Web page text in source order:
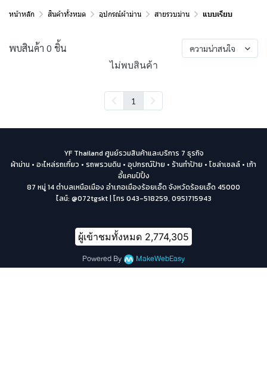
หน้าหลัก สินค้าทั้งหมด อุปกรณ์ผ้าม่าน สายรวบม่าน แบบเรียบ
พบสินค้า 0 ชิ้น ความน่าสนใจ
ไม่พบสินค้า
1
YF Thailand ศูนย์รวมสินค้าและบริการ 7 ธุรกิจ
ผ้าม่าน • อะไหล่รถเกี่ยว • รถพรวนดิน • อุปกรณ์ป้าย • ร้านทำป้าย • โซล่าเซลล์ • เก้า
อี้แคมป์ปิ้ง
87 หมู่ 14 ตำบลเหนือเมือง อำเภอเมืองร้อยเอ็ด จังหวัดร้อยเอ็ด 45000
ไลน์: @072tgskt | โทร 043-518259, 0951715943
ผู้เข้าชมทั้งหมด 2,774,305
Powered By MakeWebEasy